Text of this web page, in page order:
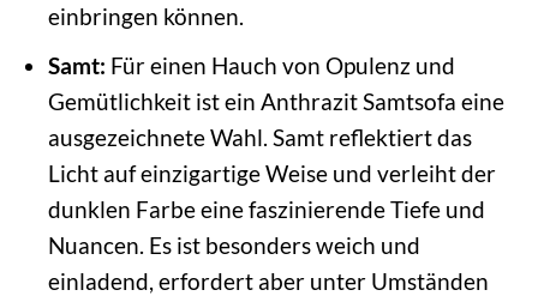
einbringen können.
Samt: Für einen Hauch von Opulenz und
Gemütlichkeit ist ein Anthrazit Samtsofa eine
ausgezeichnete Wahl. Samt reflektiert das
Licht auf einzigartige Weise und verleiht der
dunklen Farbe eine faszinierende Tiefe und
Nuancen. Es ist besonders weich und
einladend, erfordert aber unter Umständen